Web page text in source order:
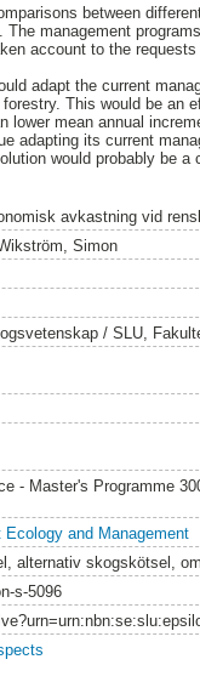
between
management
account to the
adapt the current
This would be an
lower mean annual
adapting its current
would probably be
avkastning vid
Simon
/ SLU,
- Master's Programme
and Management
alternativ skogskötsel,
s-5096